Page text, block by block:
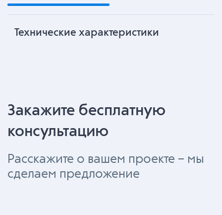
Технические характеристики
Закажите бесплатную
консультацию
Расскажите о вашем проекте – мы
сделаем предложение